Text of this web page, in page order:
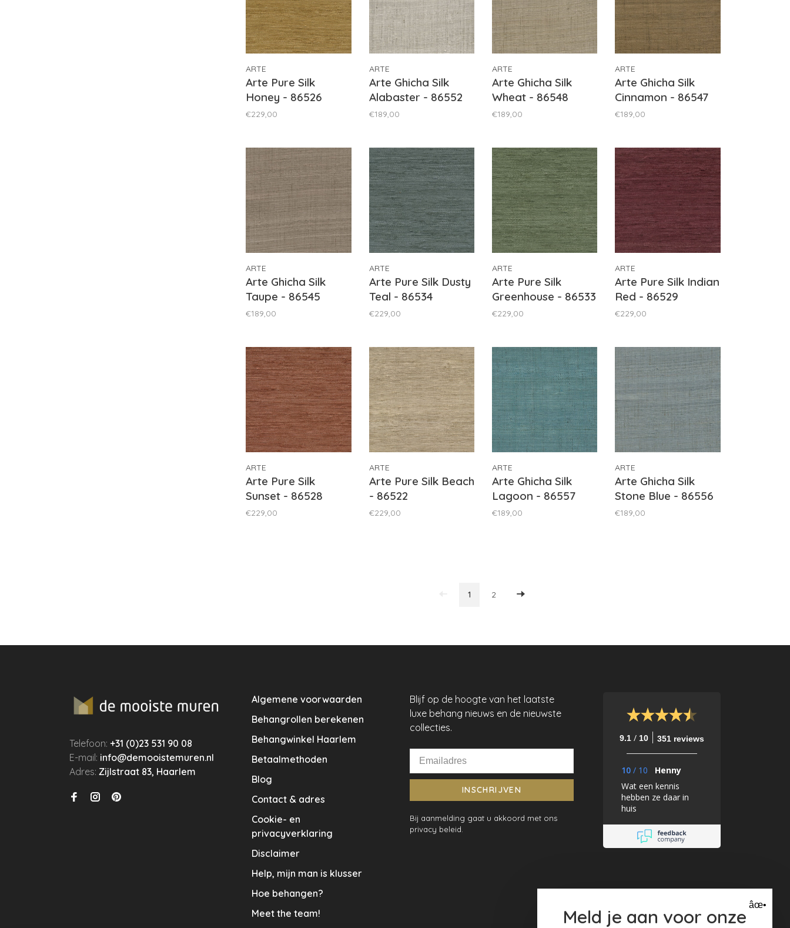
ARTE
Arte Pure Silk
Honey - 86526
€229,00
ARTE
Arte Ghicha Silk
Alabaster - 86552
€189,00
ARTE
Arte Ghicha Silk
Wheat - 86548
€189,00
ARTE
Arte Ghicha Silk
Cinnamon - 86547
€189,00
ARTE
Arte Ghicha Silk
Taupe - 86545
€189,00
ARTE
Arte Pure Silk Dusty
Teal - 86534
€229,00
ARTE
Arte Pure Silk
Greenhouse - 86533
€229,00
ARTE
Arte Pure Silk Indian
Red - 86529
€229,00
ARTE
Arte Pure Silk
Sunset - 86528
€229,00
ARTE
Arte Pure Silk Beach
- 86522
€229,00
ARTE
Arte Ghicha Silk
Lagoon - 86557
€189,00
ARTE
Arte Ghicha Silk
Stone Blue - 86556
€189,00
1 2
Telefoon:+31 (0)23 531 90 08
E-mail: info@demooistemuren.nl
Adres:Zijlstraat 83, Haarlem
Algemene voorwaarden
Behangrollen berekenen
Behangwinkel Haarlem
Betaalmethoden
Blog
Contact & adres
Cookie- en
privacyverklaring
Disclaimer
Help, mijn man is klusser
Hoe behangen?
Meet the team!
Blijf op de hoogte van het laatste
luxe behang nieuws en de nieuwste
collecties.
INSCHRIJVEN
Bij aanmelding gaat u akkoord met ons
privacy beleid.
9.1 / 10 351 reviews
10 / 10
Henny
Wat een kennis
hebben ze daar in
huis
âœ•
Meld je aan voor onze